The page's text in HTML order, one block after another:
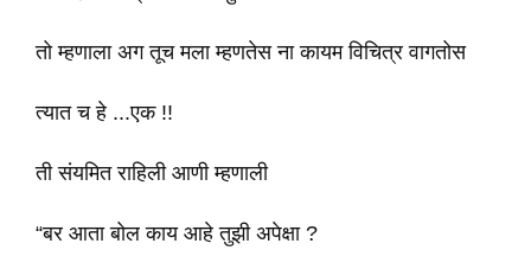
तो म्हणाला अग तूच मला म्हणतेस ना कायम विचित्र वागतोस
त्यात च हे ...एक !!
ती संयमित राहिली आणी म्हणाली
“बर आता बोल काय आहे तुझी अपेक्षा ?